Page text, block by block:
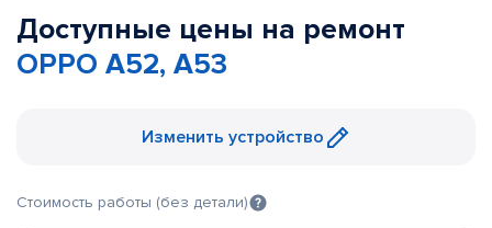
Доступные цены на ремонт
OPPO A52, A53
Изменить устройство
Стоимость работы (без детали)